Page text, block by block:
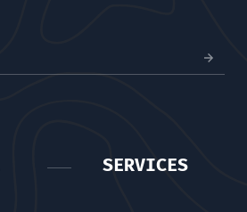
SERVICES